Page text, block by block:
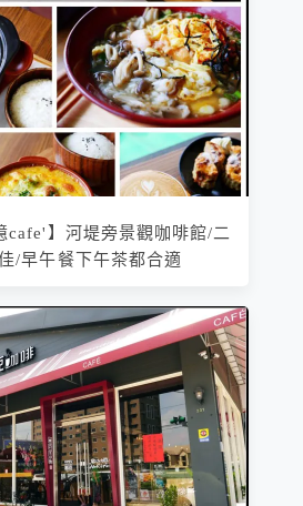
cafe'】河堤旁景觀咖啡館/二
/早午餐下午茶都合適